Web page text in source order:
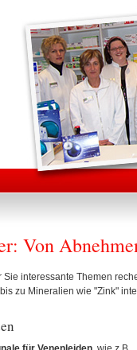
Von
Sie interessante Themen
zu Mineralien wie "Zink"